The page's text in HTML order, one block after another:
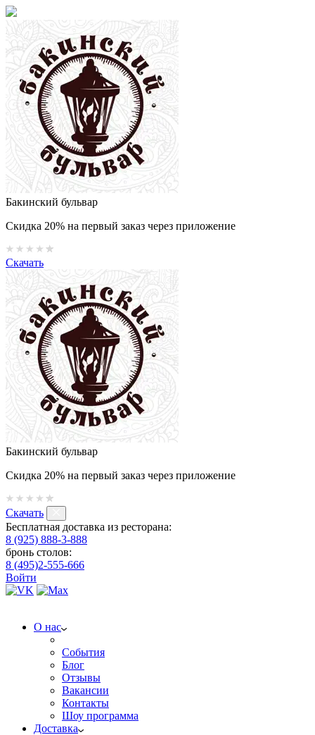
Бакинский бульвар
Скидка 20% на первый заказ через приложение
Скачать
Бакинский бульвар
Скидка 20% на первый заказ через приложение
Скачать
Бесплатная доставка из ресторана:
8 (925) 888-3-888
бронь столов:
8 (495)2-555-666
Войти
О нас
События
Блог
Отзывы
Вакансии
Контакты
Шоу программа
Доставка